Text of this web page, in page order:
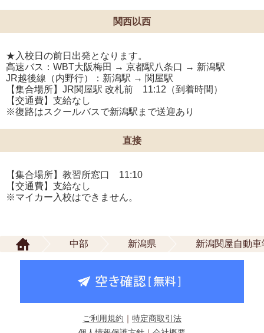
中部 新潟県 新潟関屋自動車
関西以西
★入校日の前日出発となります。
高速バス：WBT大阪梅田 → 京都駅八条口 → 新潟駅
JR越後線（内野行）：新潟駅 → 関屋駅
【集合場所】JR関屋駅 改札前 11:12（到着時間）
【交通費】支給なし
※復路はスクールバスで新潟駅まで送迎あり
直接
【集合場所】教習所窓口 11:10
【交通費】支給なし
※マイカー入校はできません。
ご利用規約 ｜ 特定商取引法